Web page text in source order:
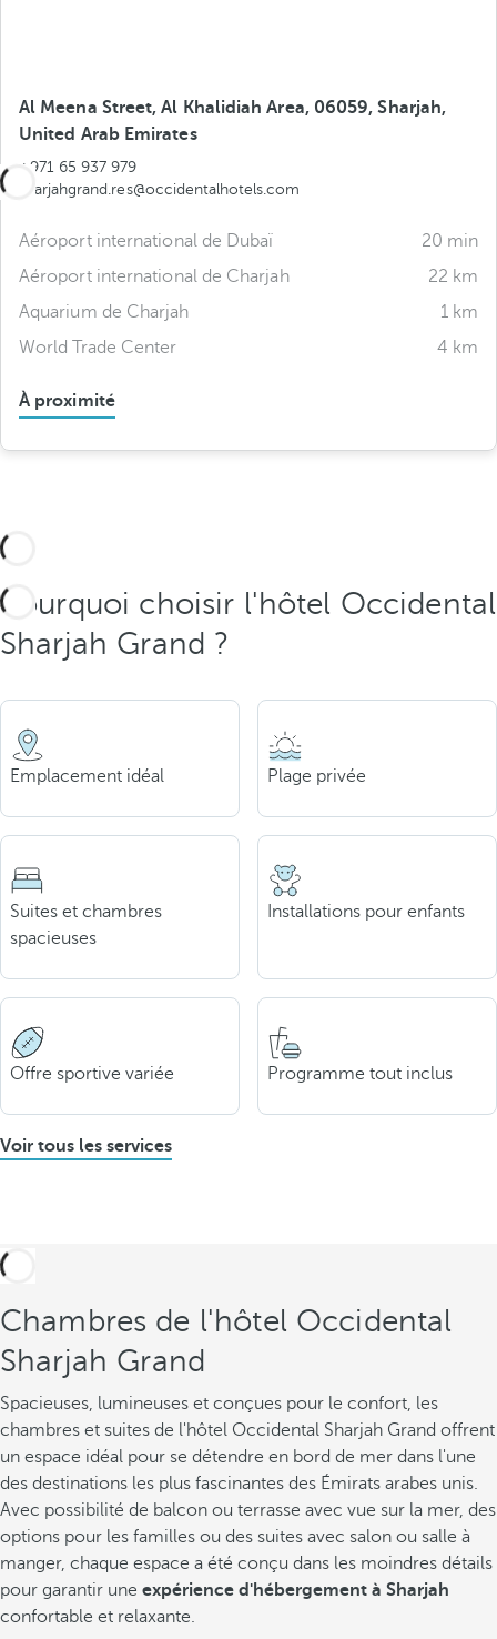
Al Meena Street, Al Khalidiah Area, 06059, Sharjah,
United Arab Emirates
+971 65 937 979
sharjahgrand.res@occidentalhotels.com
Aéroport international de Dubaï
20 min
Aéroport international de Charjah
22 km
Aquarium de Charjah
1 km
World Trade Center
4 km
À proximité
Pourquoi choisir l'hôtel Occidental
Sharjah Grand ?
Emplacement idéal Plage privée
Suites et chambres
spacieuses
Installations pour enfants
Offre sportive variée Programme tout inclus
Voir tous les services
Chambres de l'hôtel Occidental
Sharjah Grand
Spacieuses, lumineuses et conçues pour le confort, les
chambres et suites de l'hôtel Occidental Sharjah Grand offrent
un espace idéal pour se détendre en bord de mer dans l'une
des destinations les plus fascinantes des Émirats arabes unis.
Avec possibilité de balcon ou terrasse avec vue sur la mer, des
options pour les familles ou des suites avec salon ou salle à
manger, chaque espace a été conçu dans les moindres détails
pour garantir une expérience d'hébergement à Sharjah
confortable et relaxante.